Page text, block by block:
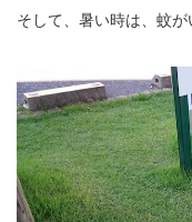
そして、暑い時は、蚊が